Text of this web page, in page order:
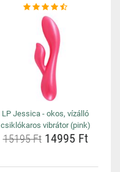
LP Jessica - okos, vízálló
csiklókaros vibrátor (pink)
15195 Ft14995 Ft